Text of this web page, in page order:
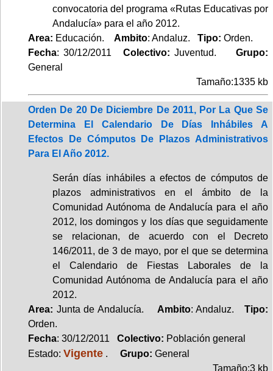
convocatoria del programa «Rutas Educativas por
Andalucía» para el año 2012.
Area: Educación. Ambito: Andaluz. Tipo: Orden.
Fecha: 30/12/2011 Colectivo: Juventud.
Grupo:
General
Tamaño:1335 kb
Orden De 20 De Diciembre De 2011, Por La Que Se
Determina El Calendario De Días Inhábiles A
Efectos De Cómputos De Plazos Administrativos
Para El Año 2012.
Serán días inhábiles a efectos de cómputos de
plazos administrativos en el ámbito de la
Comunidad Autónoma de Andalucía para el año
2012, los domingos y los días que seguidamente
se relacionan, de acuerdo con el Decreto
146/2011, de 3 de mayo, por el que se determina
el Calendario de Fiestas Laborales de la
Comunidad Autónoma de Andalucía para el año
2012.
Area: Junta de Andalucía. Ambito: Andaluz.Tipo:
Orden.
Fecha: 30/12/2011 Colectivo: Población general
Estado: Vigente . Grupo: General
Tamaño:3 kb